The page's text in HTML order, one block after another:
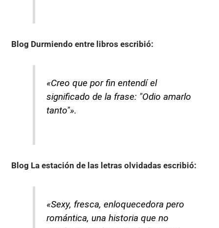
Blog Durmiendo entre libros escribió:
«Creo que por fin entendí el
significado de la frase: "Odio amarlo
tanto"».
Blog La estación de las letras olvidadas escribió:
«Sexy, fresca, enloquecedora pero
romántica, una historia que no